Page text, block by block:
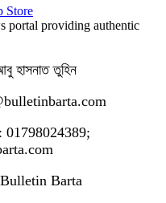
portal providing authentic
হাসনাত তুহিন
01798024389;
Barta